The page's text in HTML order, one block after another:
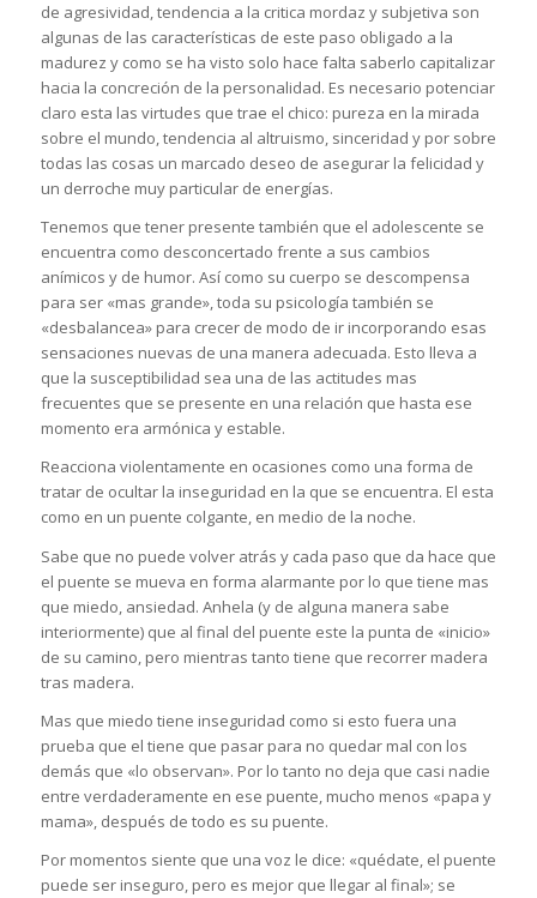
de agresividad, tendencia a la critica mordaz y subjetiva son
algunas de las características de este paso obligado a la
madurez y como se ha visto solo hace falta saberlo capitalizar
hacia la concreción de la personalidad. Es necesario potenciar
claro esta las virtudes que trae el chico: pureza en la mirada
sobre el mundo, tendencia al altruismo, sinceridad y por sobre
todas las cosas un marcado deseo de asegurar la felicidad y
un derroche muy particular de energías.
Tenemos que tener presente también que el adolescente se
encuentra como desconcertado frente a sus cambios
anímicos y de humor. Así como su cuerpo se descompensa
para ser «mas grande», toda su psicología también se
«desbalancea» para crecer de modo de ir incorporando esas
sensaciones nuevas de una manera adecuada. Esto lleva a
que la susceptibilidad sea una de las actitudes mas
frecuentes que se presente en una relación que hasta ese
momento era armónica y estable.
Reacciona violentamente en ocasiones como una forma de
tratar de ocultar la inseguridad en la que se encuentra. El esta
como en un puente colgante, en medio de la noche.
Sabe que no puede volver atrás y cada paso que da hace que
el puente se mueva en forma alarmante por lo que tiene mas
que miedo, ansiedad. Anhela (y de alguna manera sabe
interiormente) que al final del puente este la punta de «inicio»
de su camino, pero mientras tanto tiene que recorrer madera
tras madera.
Mas que miedo tiene inseguridad como si esto fuera una
prueba que el tiene que pasar para no quedar mal con los
demás que «lo observan». Por lo tanto no deja que casi nadie
entre verdaderamente en ese puente, mucho menos «papa y
mama», después de todo es su puente.
Por momentos siente que una voz le dice: «quédate, el puente
puede ser inseguro, pero es mejor que llegar al final»; se